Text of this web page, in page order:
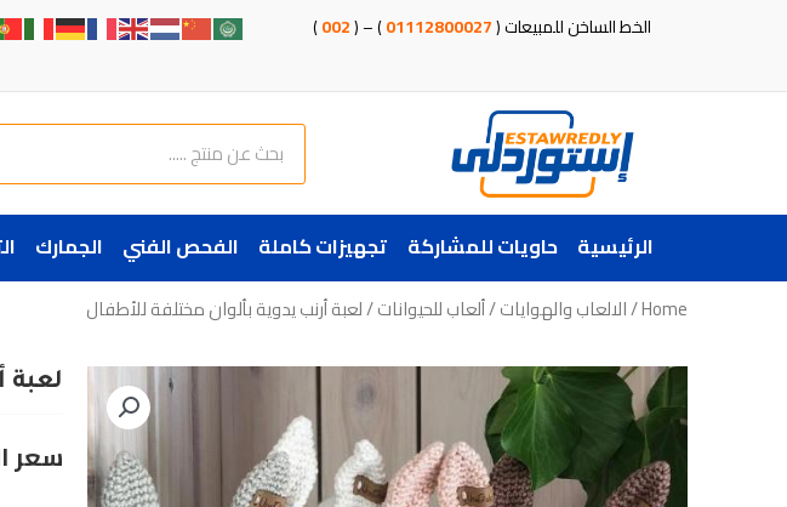
الخط الساخن للمبيعات (01112800027
) – (
002
)
Search
الرئيسية حاويات للمشاركة تجهيزات كاملة الفحص الفني الجمارك
Home
/الالعاب والهوايات/ألعاب للحيوانات/ لعبة أرنب يدوية بألوان مختلفة للأطفال
لعبة
سعر